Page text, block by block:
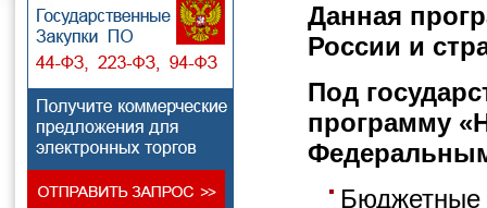
Данная
России и
Под
программу
Бюджетные